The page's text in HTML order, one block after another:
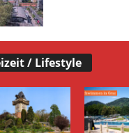
/ Lifestyle